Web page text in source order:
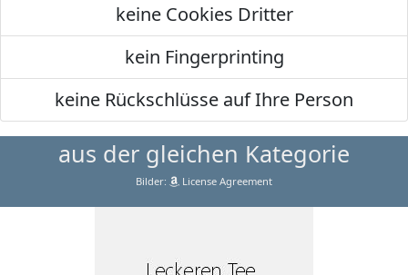
keine Cookies Dritter
kein Fingerprinting
keine Rückschlüsse auf Ihre Person
aus der gleichen Kategorie
Bilder: License Agreement